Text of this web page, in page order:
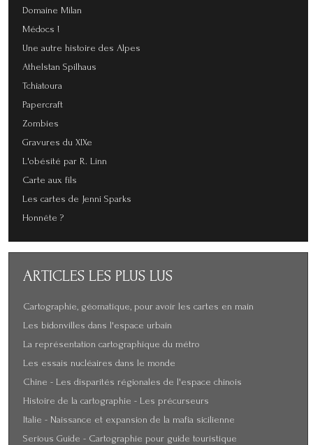
Domaine Milan
Médocs !
Une autre histoire des Alpes
Athelstan Spilhaus
Tchiatoura
Papercraft
Zombies
Gravures du XIXe
L'obésité par R. Linn
Carte aux fils
Les cartes de Jenni Sparks
Honnête ?
ARTICLES LES PLUS LUS
Cartographie, géomatique, pour avoir les cartes en main
Les bidonvilles dans l'espace urbain
La représentation cartographique du métro
Les essais nucléaires dans le monde
Chine - Les disparités régionales de l'espace chinois
Histoire de la cartographie - Les précurseurs
Italie - Naissance et expansion de la mafia sicilienne
Serious Guide - Cartographie pour guide touristique